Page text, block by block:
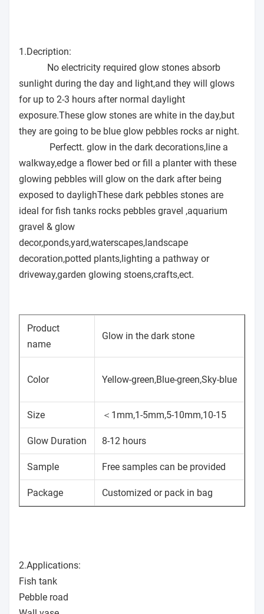
1.Decription:
No electricity required glow stones absorb
sunlight during the day and light,and they will glows
for up to 2-3 hours after normal daylight
exposure.These glow stones are white in the day,but
they are going to be blue glow pebbles rocks ar night.
Perfectt. glow in the dark decorations,line a
walkway,edge a flower bed or fill a planter with these
glowing pebbles will glow on the dark after being
exposed to daylighThese dark pebbles stones are
ideal for fish tanks rocks pebbles gravel ,aquarium
gravel & glow
decor,ponds,yard,waterscapes,landscape
decoration,potted plants,lighting a pathway or
driveway,garden glowing stoens,crafts,ect.
Product
name
Glow in the dark stone
Color Yellow-green,Blue-green,Sky-blue
Size ＜1mm,1-5mm,5-10mm,10-15
Glow Duration 8-12 hours
Sample Free samples can be provided
Package Customized or pack in bag
2.Applications:
Fish tank
Pebble road